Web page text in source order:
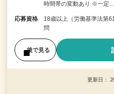
時間帯の変動あり ※一定…
応募資格
18歳以上（労働基準法第
問
後で見る
更新日：